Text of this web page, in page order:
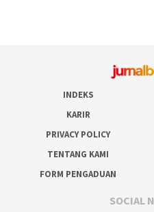
INDEKS
KARIR
PRIVACY POLICY
TENTANG KAMI
FORM PENGADUAN
SOCIAL